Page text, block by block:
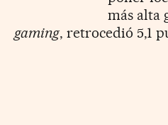
más alta
gaming, retrocedió 5,1